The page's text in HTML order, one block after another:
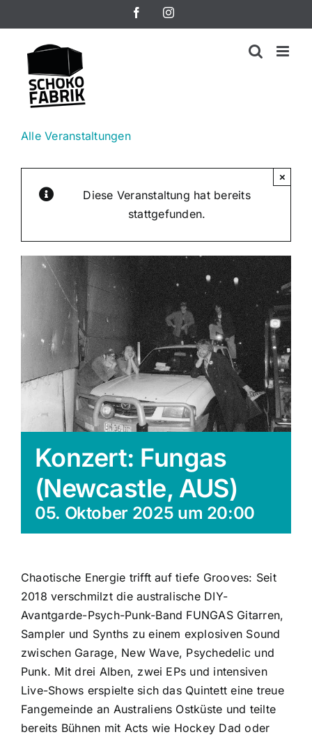
Inhalt
springen
FacebookInstagram
Alle Veranstaltungen
Diese Veranstaltung hat bereits
stattgefunden.
×
Konzert: Fungas
(Newcastle, AUS)
05. Oktober 2025 um 20:00
Chaotische Energie trifft auf tiefe Grooves: Seit
2018 verschmilzt die australische DIY-
Avantgarde-Psych-Punk-Band FUNGAS Gitarren,
Sampler und Synths zu einem explosiven Sound
zwischen Garage, New Wave, Psychedelic und
Punk. Mit drei Alben, zwei EPs und intensiven
Live-Shows erspielte sich das Quintett eine treue
Fangemeinde an Australiens Ostküste und teilte
bereits Bühnen mit Acts wie Hockey Dad oder